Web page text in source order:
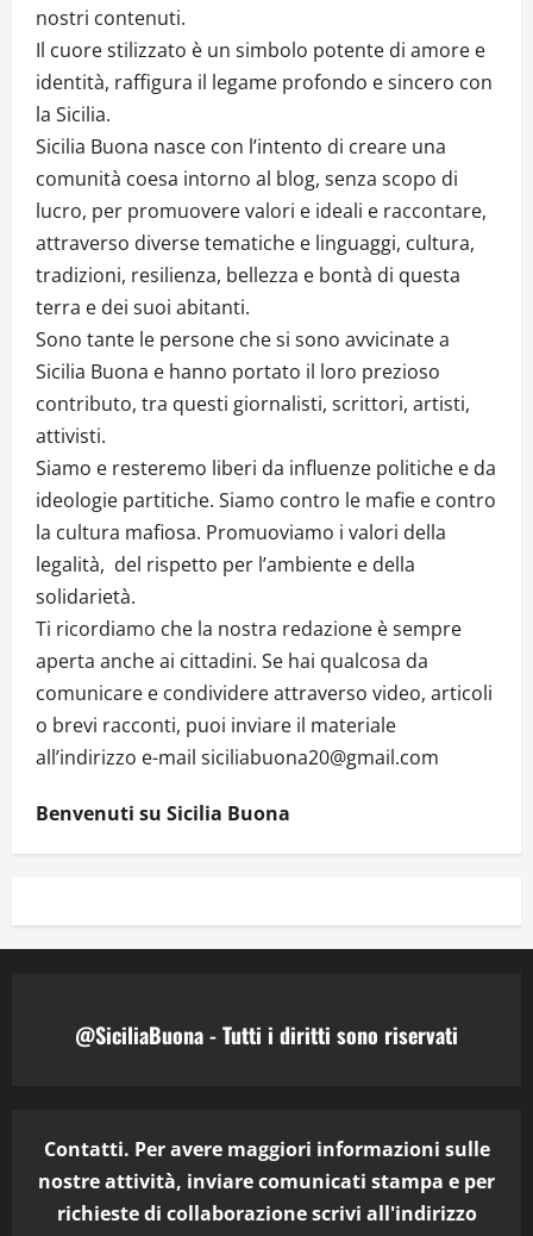
nostri contenuti.
Il cuore stilizzato è un simbolo potente di amore e
identità, raffigura il legame profondo e sincero con
la Sicilia.
Sicilia Buona nasce con l’intento di creare una
comunità coesa intorno al blog, senza scopo di
lucro, per promuovere valori e ideali e raccontare,
attraverso diverse tematiche e linguaggi, cultura,
tradizioni, resilienza, bellezza e bontà di questa
terra e dei suoi abitanti.
Sono tante le persone che si sono avvicinate a
Sicilia Buona e hanno portato il loro prezioso
contributo, tra questi giornalisti, scrittori, artisti,
attivisti.
Siamo e resteremo liberi da influenze politiche e da
ideologie partitiche. Siamo contro le mafie e contro
la cultura mafiosa. Promuoviamo i valori della
legalità, del rispetto per l’ambiente e della
solidarietà.
Ti ricordiamo che la nostra redazione è sempre
aperta anche ai cittadini. Se hai qualcosa da
comunicare e condividere attraverso video, articoli
o brevi racconti, puoi inviare il materiale
all’indirizzo e-mail siciliabuona20@gmail.com
Benvenuti su Sicilia Buona
@SiciliaBuona - Tutti i diritti sono riservati
Contatti. Per avere maggiori informazioni sulle
nostre attività, inviare comunicati stampa e per
richieste di collaborazione scrivi all'indirizzo